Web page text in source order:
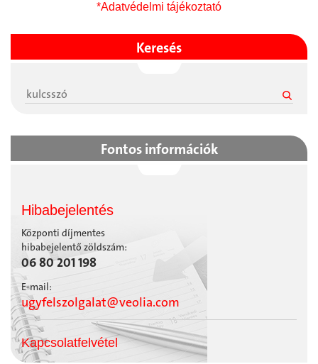
*Adatvédelmi tájékoztató
Keresés
Fontos információk
Hibabejelentés
Központi díjmentes
hibabejelentő zöldszám:
06 80 201 198
E-mail:
ugyfelszolgalat@veolia.com
Kapcsolatfelvétel